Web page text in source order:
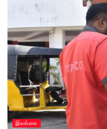
இலங்கை